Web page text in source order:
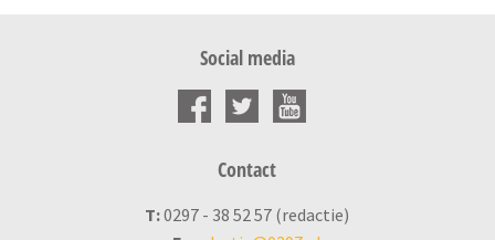
Social media
Contact
T:0297 - 38 52 57 (redactie)